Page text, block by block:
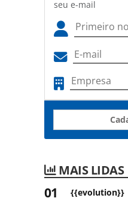
seu e-mail
MAIS LIDAS
{{evolution}}